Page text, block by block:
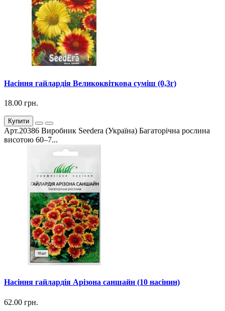
Насіння гайлардія Великоквіткова суміш (0,3г)
18.00 грн.
Купити
Арт.20386 Виробник Seedera (Україна) Багаторічна рослина
висотою 60–7...
Насіння гайлардія Арізона саншайн (10 насінин)
62.00 грн.